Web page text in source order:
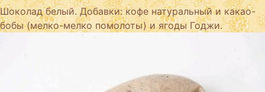
Шоколад белый. Добавки: кофе натуральный и какао-
бобы (мелко-мелко помолоты) и ягоды Годжи.